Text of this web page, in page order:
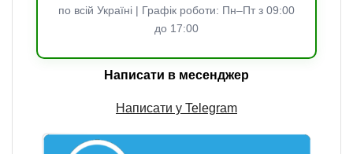
по всій Україні | Графік роботи: Пн–Пт з 09:00
до 17:00
Написати в месенджер
Написати у Telegram